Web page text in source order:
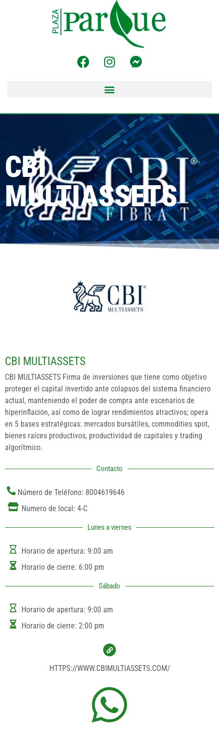
CBI
MULTIASSETS
CBI MULTIASSETS
CBI MULTIASSETS Firma de inversiones que tiene como objetivo
proteger el capital invertido ante colapsos del sistema financiero
actual, manteniendo el poder de compra ante escenarios de
hiperinflación, así como de lograr rendimientos atractivos; opera
en 5 bases estratégicas: mercados bursátiles, commodities spot,
bienes raíces productivos, productividad de capitales y trading
algorítmico.
Contacto
Número de Teléfono: 8004619646
Numero de local: 4-C
Lunes a viernes
Horario de apertura: 9:00 am
Horario de cierre: 6:00 pm
Sábado
Horario de apertura: 9:00 am
Horario de cierre: 2:00 pm
HTTPS://WWW.CBIMULTIASSETS.COM/